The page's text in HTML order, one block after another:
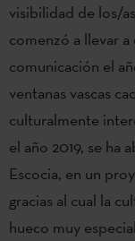
visibilidad de los/
comenzó a llevar
comunicación el
ventanas vascas
culturalmente
el año 2019, se ha
Escocia, en un
gracias al cual la
hueco muy